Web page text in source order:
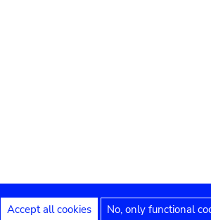
Accept all cookies No, only functional